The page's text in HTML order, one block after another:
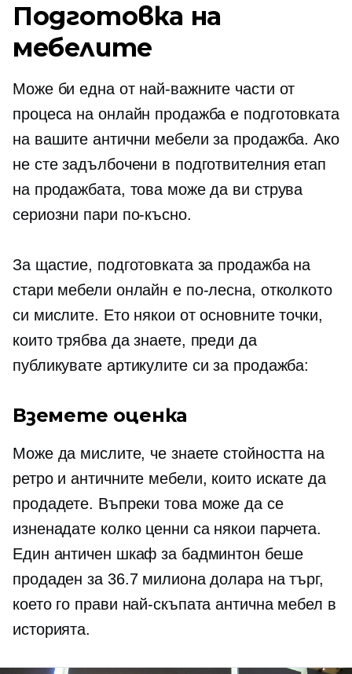
Подготовка на
мебелите
Може би една от най-важните части от
процеса на онлайн продажба е подготовката
на вашите антични мебели за продажба. Ако
не сте задълбочени в подготвителния етап
на продажбата, това може да ви струва
сериозни пари по-късно.
За щастие, подготовката за продажба на
стари мебели онлайн е по-лесна, отколкото
си мислите. Ето някои от основните точки,
които трябва да знаете, преди да
публикувате артикулите си за продажба:
Вземете оценка
Може да мислите, че знаете стойността на
ретро и античните мебели, които искате да
продадете. Въпреки това може да се
изненадате колко ценни са някои парчета.
Един античен шкаф за бадминтон беше
продаден за 36.7 милиона долара на търг,
което го прави най-скъпата антична мебел в
историята.